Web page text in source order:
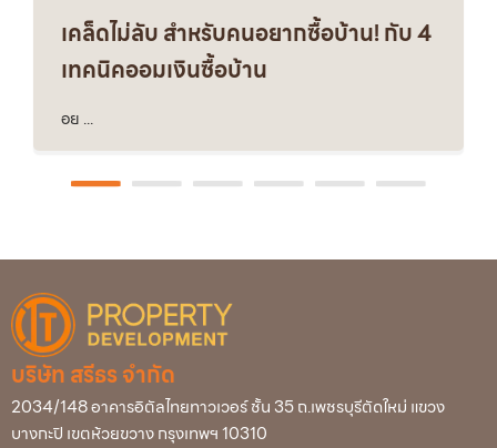
เคล็ดไม่ลับ สำหรับคนอยากซื้อบ้าน! กับ 4
เทคนิคออมเงินซื้อบ้าน
อย ...
บริษัท สรีธร จำกัด
2034/148 อาคารอิตัลไทยทาวเวอร์ ชั้น 35 ถ.เพชรบุรีตัดใหม่ แขวง
บางกะปิ เขตห้วยขวาง กรุงเทพฯ 10310